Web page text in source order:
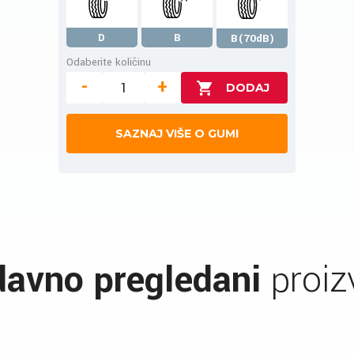
D B
B(70dB)
Odaberite količinu
- +
SAZNAJ VIŠE O GUMI
pregledani